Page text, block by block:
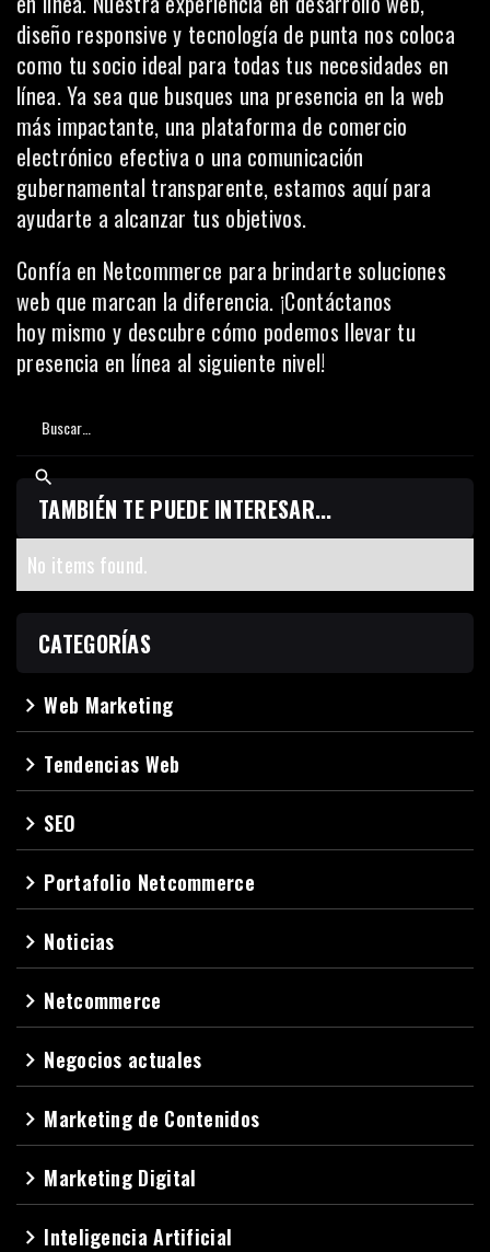
diseño responsive y tecnología de punta nos coloca
como tu socio ideal para todas tus necesidades en
línea. Ya sea que busques una presencia en la web
más impactante, una plataforma de comercio
electrónico efectiva o una comunicación
gubernamental transparente, estamos aquí para
ayudarte a alcanzar tus objetivos.
Confía en Netcommerce para brindarte soluciones
web que marcan la diferencia. ¡Contáctanos
hoymismo y descubre cómo podemos llevar tu
presencia en línea al siguiente nivel!
TAMBIÉN TE PUEDE INTERESAR...
No items found.
CATEGORÍAS
navigate_nextWeb Marketing
navigate_next Tendencias Web
navigate_next SEO
navigate_next Portafolio Netcommerce
navigate_next Noticias
navigate_next Netcommerce
navigate_next Negocios actuales
navigate_next Marketing de Contenidos
navigate_next Marketing Digital
navigate_next Inteligencia Artificial